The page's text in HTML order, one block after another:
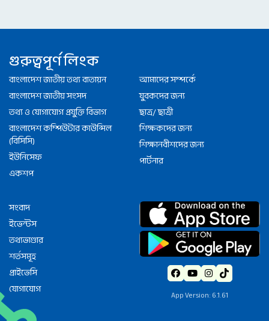
গুরুত্বপূর্ণ লিংক
বাংলাদেশ জাতীয় তথ্য বাতায়ন
বাংলাদেশ জাতীয় সংসদ
তথ্য ও যোগাযোগ প্রযুক্তি বিভাগ
বাংলাদেশ কম্পিউটার কাউন্সিল
(বিসিসি)
ইউনিসেফ
একশপ
আমাদের সম্পর্কে
যুবকদের জন্য
ছাত্র/ ছাত্রী
শিক্ষকদের জন্য
শিক্ষানবীশদের জন্য
পার্টনার
সংবাদ
ইভেন্টস
তথ্যভাণ্ডার
শর্তসমূহ
প্রাইভেসি
যোগাযোগ
App Version: 6.1.61